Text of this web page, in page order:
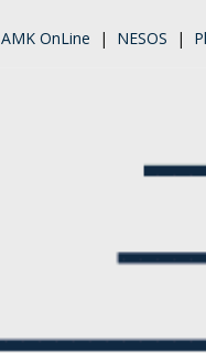
AMK OnLine | NESOS |